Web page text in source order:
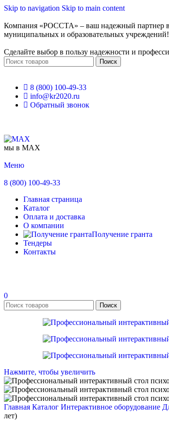
Skip to navigation Skip to main content
Компания «РОССТА» – ваш надежный партнер
муниципальных и образовательных учреждений!
Сделайте выбор в пользу надежности и
Поиск
8 (800) 100-49-33
info@kr2020.ru
Обратный звонок
мы в MAX
Меню
8 (800) 100-49-33
Главная страница
Каталог
Оплата и доставка
О компании
Получение гранта
Тендеры
Контакты
0
Поиск
Нажмите, чтобы увеличить
Главная Каталог Интерактивное оборудование
лет)